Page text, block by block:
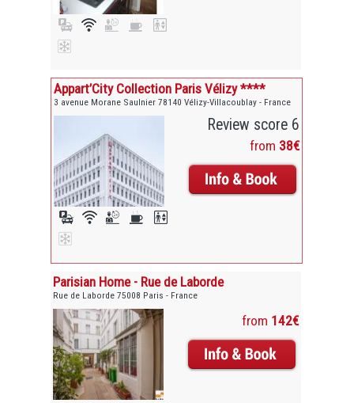
Appart’City Collection Paris Vélizy ****
3 avenue Morane Saulnier 78140 Vélizy-Villacoublay - France
Review score 6
from 38€
Parisian Home - Rue de Laborde
Rue de Laborde 75008 Paris - France
from 142€